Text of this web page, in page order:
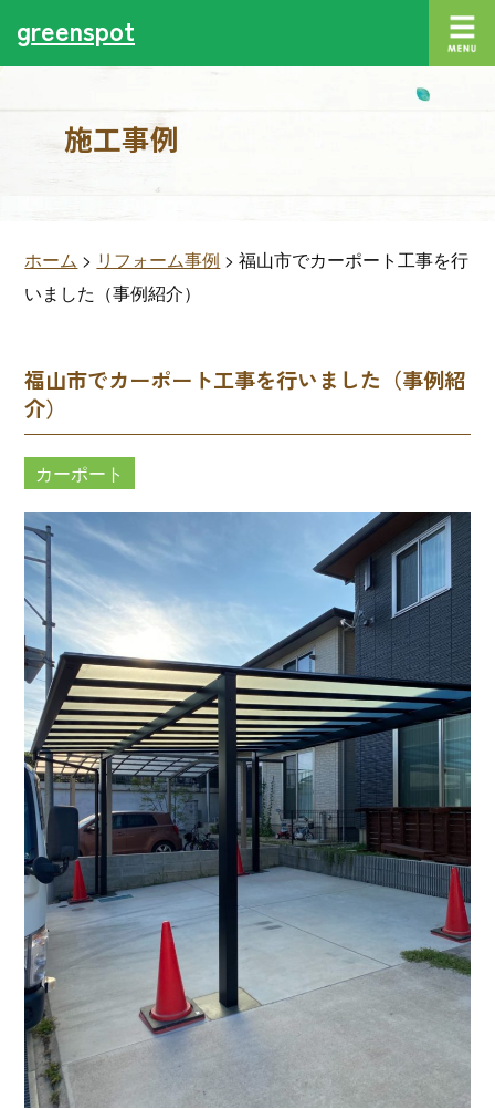
greenspot
施工事例
ホーム > リフォーム事例 >福山市でカーポート工事を行
いました（事例紹介）
福山市でカーポート工事を行いました（事例紹
介）
カーポート